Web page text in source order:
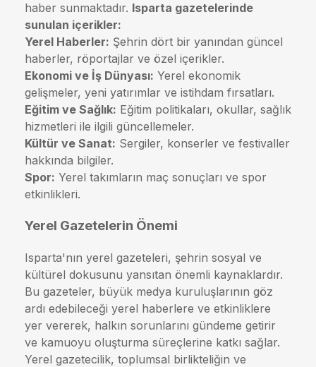
haber sunmaktadır. Isparta gazetelerinde
sunulan içerikler:
Yerel Haberler: Şehrin dört bir yanından güncel
haberler, röportajlar ve özel içerikler.
Ekonomi ve İş Dünyası: Yerel ekonomik
gelişmeler, yeni yatırımlar ve istihdam fırsatları.
Eğitim ve Sağlık: Eğitim politikaları, okullar, sağlık
hizmetleri ile ilgili güncellemeler.
Kültür ve Sanat: Sergiler, konserler ve festivaller
hakkında bilgiler.
Spor: Yerel takımların maç sonuçları ve spor
etkinlikleri.
Yerel Gazetelerin Önemi
Isparta'nın yerel gazeteleri, şehrin sosyal ve
kültürel dokusunu yansıtan önemli kaynaklardır.
Bu gazeteler, büyük medya kuruluşlarının göz
ardı edebileceği yerel haberlere ve etkinliklere
yer vererek, halkın sorunlarını gündeme getirir
ve kamuoyu oluşturma süreçlerine katkı sağlar.
Yerel gazetecilik, toplumsal birlikteliğin ve